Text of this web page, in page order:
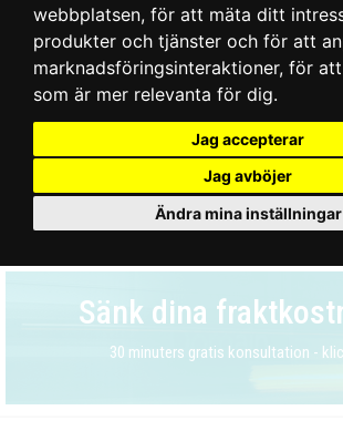
webbplatsen, för att mäta ditt
produkter och tjänster och för att
marknadsföringsinteraktioner, för att
som är mer relevanta för dig.
Jag accepterar
Jag avböjer
Ändra mina inställningar
Sänk dina
30 minuters gratis konsultation -